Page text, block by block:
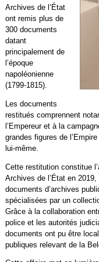
Archives de l’État
ont remis plus de
300 documents
datant
principalement de
l’époque
napoléonienne
(1799-1815).
Les documents
restitués comprennent
l’Empereur et à la
grandes figures de
lui-même.
Cette restitution constitue
Archives de l’État en
documents d’archives
spécialisées par un
Grâce à la collaboration
police et les autorités
documents ont pu être
publiques relevant de la